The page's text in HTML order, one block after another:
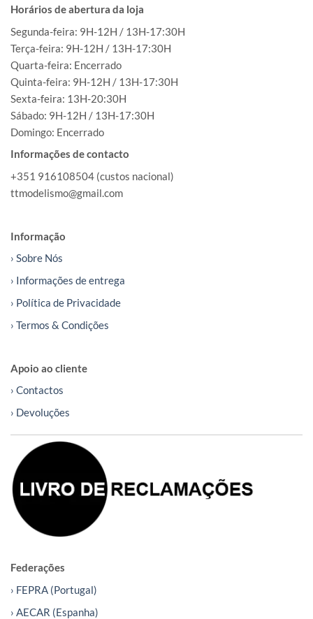
Horários de abertura da loja
Segunda-feira: 9H-12H / 13H-17:30H
Terça-feira: 9H-12H / 13H-17:30H
Quarta-feira: Encerrado
Quinta-feira: 9H-12H / 13H-17:30H
Sexta-feira: 13H-20:30H
Sábado: 9H-12H / 13H-17:30H
Domingo: Encerrado
Informações de contacto
+351 916108504 (custos nacional)
ttmodelismo@gmail.com
Informação
› Sobre Nós
› Informações de entrega
› Política de Privacidade
› Termos & Condições
Apoio ao cliente
› Contactos
› Devoluções
Federações
› FEPRA (Portugal)
› AECAR (Espanha)